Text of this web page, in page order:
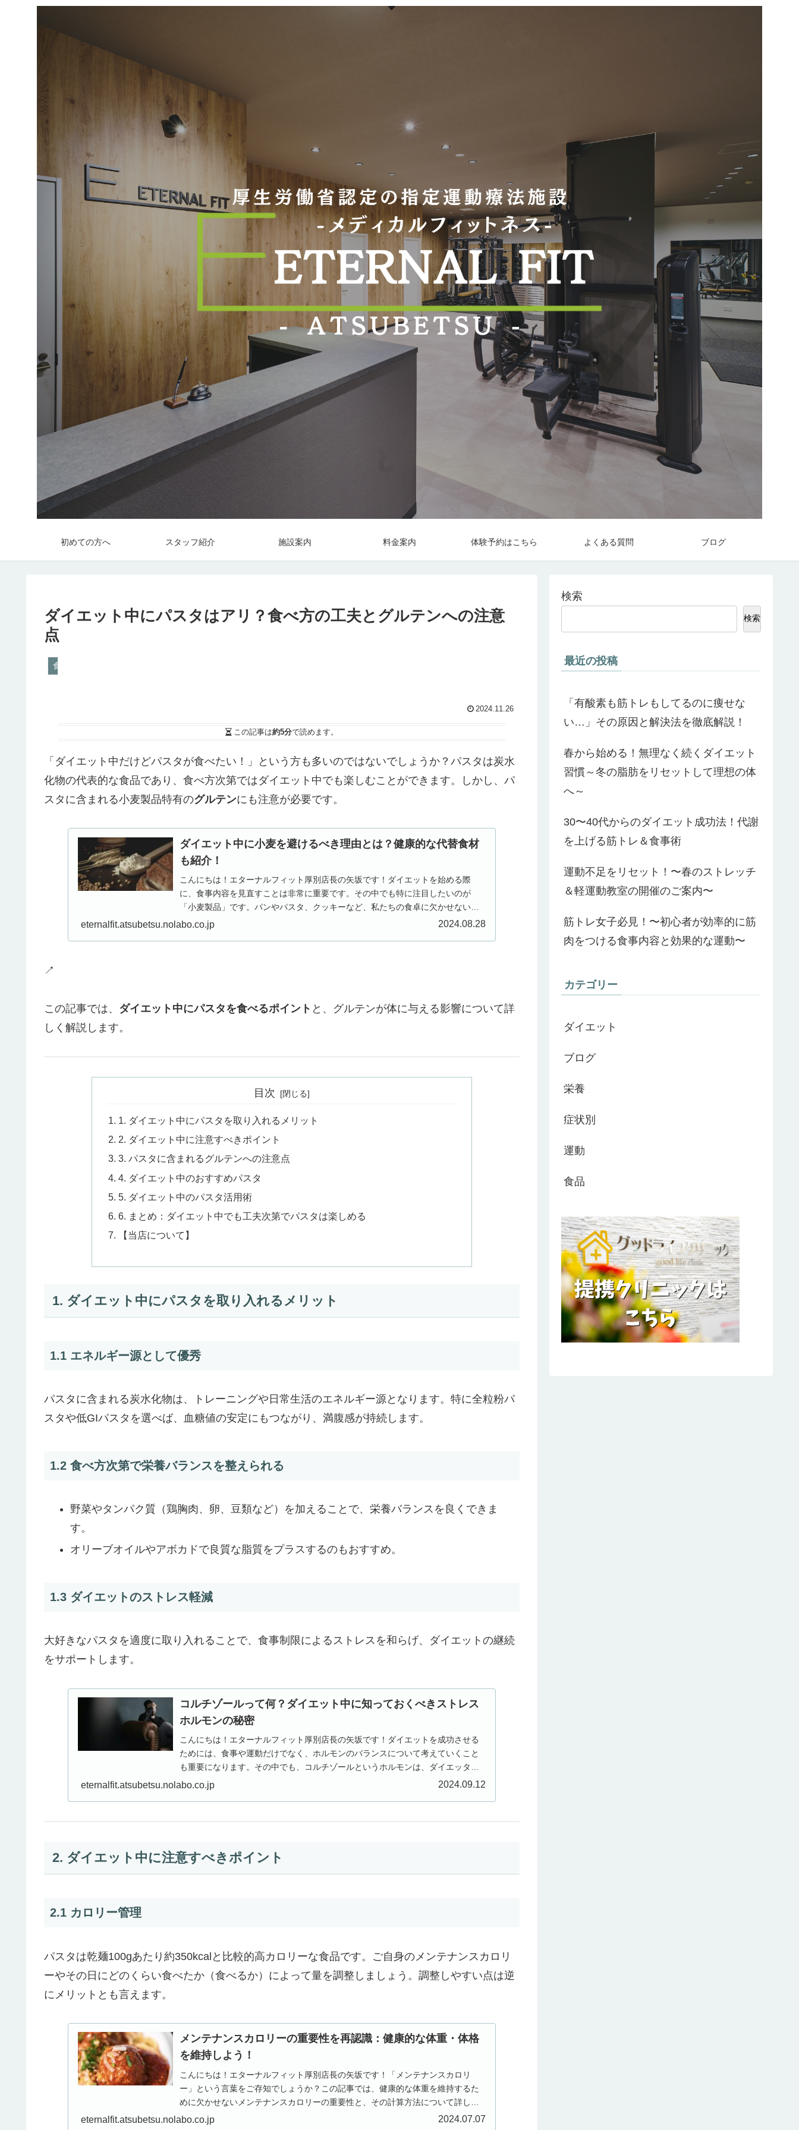
初めての方へ スタッフ紹介 施設案内 料金案内 体験予約はこちら よくある質問 ブログ
ダイエット中にパスタはアリ？食べ方の工夫とグルテンへの注意
点
食品
2024.11.26
この記事は約5分で読めます。
「ダイエット中だけどパスタが食べたい！」という方も多いのではないでしょうか？パスタは炭水
化物の代表的な食品であり、食べ方次第ではダイエット中でも楽しむことができます。しかし、パ
スタに含まれる小麦製品特有のグルテンにも注意が必要です。
ダイエット中に小麦を避けるべき理由とは？健康的な代替食材
も紹介！
こんにちは！エターナルフィット厚別店長の矢坂です！ダイエットを始める際
に、食事内容を見直すことは非常に重要です。その中でも特に注目したいのが
「小麦製品」です。パンやパスタ、クッキーなど、私たちの食卓に欠かせない小
麦製品ですが、ダイエット中に...
eternalfit.atsubetsu.nolabo.co.jp 2024.08.28
↗
この記事では、 ダイエット中にパスタを食べるポイント と、グルテンが体に与える影響について詳
しく解説します。
目次
1. ダイエット中にパスタを取り入れるメリット
2. ダイエット中に注意すべきポイント
3. パスタに含まれるグルテンへの注意点
4. ダイエット中のおすすめパスタ
5. ダイエット中のパスタ活用術
6. まとめ：ダイエット中でも工夫次第でパスタは楽しめる
【当店について】
1. ダイエット中にパスタを取り入れるメリット
1.1 エネルギー源として優秀
パスタに含まれる炭水化物は、トレーニングや日常生活のエネルギー源となります。特に全粒粉パ
スタや低GIパスタを選べば、血糖値の安定にもつながり、満腹感が持続します。
1.2 食べ方次第で栄養バランスを整えられる
野菜やタンパク質（鶏胸肉、卵、豆類など）を加えることで、栄養バランスを良くできま
す。
オリーブオイルやアボカドで良質な脂質をプラスするのもおすすめ。
1.3 ダイエットのストレス軽減
大好きなパスタを適度に取り入れることで、食事制限によるストレスを和らげ、ダイエットの継続
をサポートします。
コルチゾールって何？ダイエット中に知っておくべきストレス
ホルモンの秘密
こんにちは！エターナルフィット厚別店長の矢坂です！ダイエットを成功させる
ためには、食事や運動だけでなく、ホルモンのバランスについて考えていくこと
も重要になります。その中でも、コルチゾールというホルモンは、ダイエッター
にとって特に知っておくべ...
eternalfit.atsubetsu.nolabo.co.jp 2024.09.12
2. ダイエット中に注意すべきポイント
2.1 カロリー管理
パスタは乾麺100gあたり約350kcalと比較的高カロリーな食品です。ご自身のメンテナンスカロリ
ーやその日にどのくらい食べたか（食べるか）によって量を調整しましょう。調整しやすい点は逆
にメリットとも言えます。
メンテナンスカロリーの重要性を再認識：健康的な体重・体格
を維持しよう！
こんにちは！エターナルフィット厚別店長の矢坂です！「メンテナンスカロリ
ー」という言葉をご存知でしょうか？この記事では、健康的な体重を維持するた
めに欠かせないメンテナンスカロリーの重要性と、その計算方法について詳しく
解説します！過去の【メンテ...
eternalfit.atsubetsu.nolabo.co.jp 2024.07.07
検索
検索
最近の投稿
「有酸素も筋トレもしてるのに痩せな
い…」その原因と解決法を徹底解説！
春から始める！無理なく続くダイエット
習慣～冬の脂肪をリセットして理想の体
へ～
30〜40代からのダイエット成功法！代謝
を上げる筋トレ＆食事術
運動不足をリセット！〜春のストレッチ
＆軽運動教室の開催のご案内〜
筋トレ女子必見！〜初心者が効率的に筋
肉をつける食事内容と効果的な運動〜
カテゴリー
ダイエット
ブログ
栄養
症状別
運動
食品